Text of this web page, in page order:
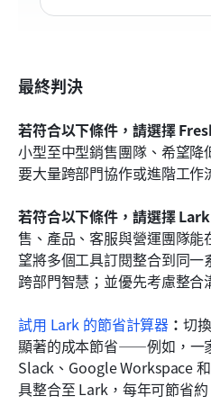
最終判決
若符合以下條件，請選擇
小型至中型銷售團隊、希望
要大量跨部門協作或進階工作
若符合以下條件，請選擇 Lark
售、產品、客服與營運團隊
望將多個工具訂閱整合到同
跨部門智慧；並優先考慮整合
試用 Lark 的節省計算器 ：切
顯著的成本節省——例如，一
Slack、Google Workspace
具整合至 Lark，每年可節省約